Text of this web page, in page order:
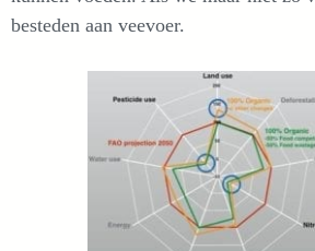
besteden aan veevoer.